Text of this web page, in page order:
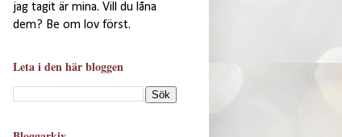
jag tagit är mina. Vill du låna
dem? Be om lov först.
Leta i den här bloggen